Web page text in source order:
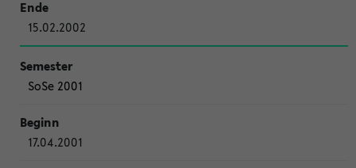
15.02.2002
SoSe 2001
17.04.2001